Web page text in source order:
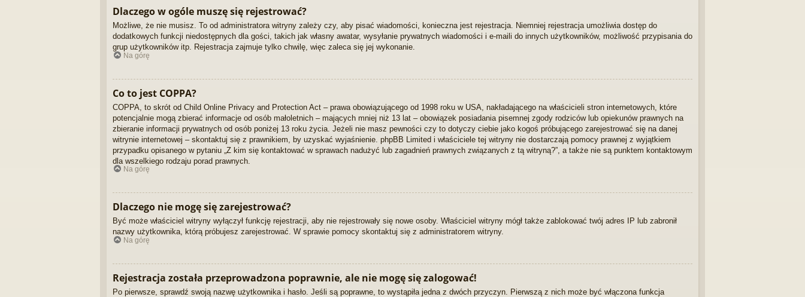
Dlaczego w ogóle muszę się rejestrować?
Możliwe, że nie musisz. To od administratora witryny zależy czy, aby pisać wiadomości, konieczna jest rejestracja. Niemniej rejestracja umożliwia dostęp do
dodatkowych funkcji niedostępnych dla gości, takich jak własny awatar, wysyłanie prywatnych wiadomości i e-maili do innych użytkowników, możliwość przypisania do
grup użytkowników itp. Rejestracja zajmuje tylko chwilę, więc zaleca się jej wykonanie.
Na górę
Co to jest COPPA?
COPPA, to skrót od Child Online Privacy and Protection Act – prawa obowiązującego od 1998 roku w USA, nakładającego na właścicieli stron internetowych, które
potencjalnie mogą zbierać informacje od osób małoletnich – mających mniej niż 13 lat – obowiązek posiadania pisemnej zgody rodziców lub opiekunów prawnych na
zbieranie informacji prywatnych od osób poniżej 13 roku życia. Jeżeli nie masz pewności czy to dotyczy ciebie jako kogoś próbującego zarejestrować się na danej
witrynie internetowej – skontaktuj się z prawnikiem, by uzyskać wyjaśnienie. phpBB Limited i właściciele tej witryny nie dostarczają pomocy prawnej z wyjątkiem
przypadku opisanego w pytaniu „Z kim się kontaktować w sprawach nadużyć lub zagadnień prawnych związanych z tą witryną?”, a także nie są punktem kontaktowym
dla wszelkiego rodzaju porad prawnych.
Na górę
Dlaczego nie mogę się zarejestrować?
Być może właściciel witryny wyłączył funkcję rejestracji, aby nie rejestrowały się nowe osoby. Właściciel witryny mógł także zablokować twój adres IP lub zabronił
nazwy użytkownika, którą próbujesz zarejestrować. W sprawie pomocy skontaktuj się z administratorem witryny.
Na górę
Rejestracja została przeprowadzona poprawnie, ale nie mogę się zalogować!
Po pierwsze, sprawdź swoją nazwę użytkownika i hasło. Jeśli są poprawne, to wystąpiła jedna z dwóch przyczyn. Pierwszą z nich może być włączona funkcja